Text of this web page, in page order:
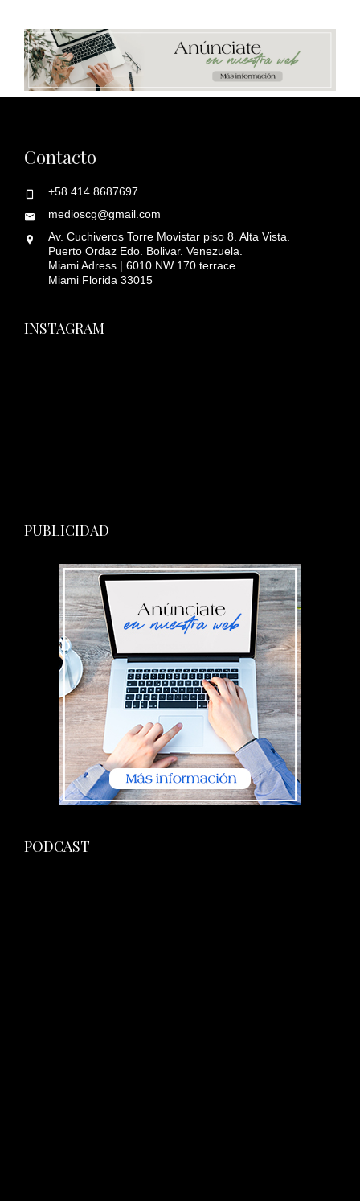
Contacto
+58 414 8687697
medioscg@gmail.com
Av. Cuchiveros Torre Movistar piso 8. Alta Vista.
Puerto Ordaz Edo. Bolivar. Venezuela.
Miami Adress | 6010 NW 170 terrace
Miami Florida 33015
INSTAGRAM
PUBLICIDAD
PODCAST